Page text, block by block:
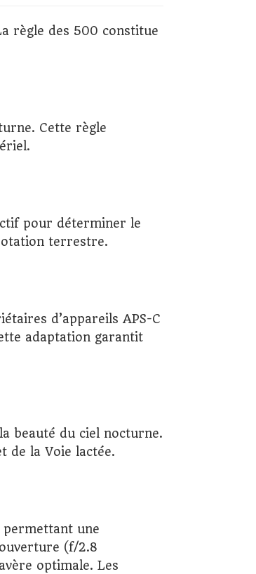
règle des 500 constitue
Cette règle
pour déterminer le
terrestre.
d’appareils APS-C
adaptation garantit
beauté du ciel nocturne.
de la Voie lactée.
permettant une
(f/2.8
optimale. Les